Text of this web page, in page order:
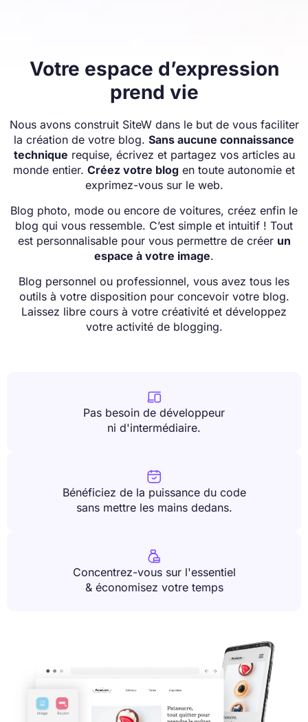
Votre espace d’expression
prend vie
Nous avons construit SiteW dans le but de vous faciliter
la création de votre blog. Sans aucune connaissance
technique requise, écrivez et partagez vos articles au
monde entier. Créez votre blog en toute autonomie et
exprimez-vous sur le web.
Blog photo, mode ou encore de voitures, créez enfin le
blog qui vous ressemble. C’est simple et intuitif ! Tout
est personnalisable pour vous permettre de créer un
espace à votre image.
Blog personnel ou professionnel, vous avez tous les
outils à votre disposition pour concevoir votre blog.
Laissez libre cours à votre créativité et développez
votre activité de blogging.

Pas besoin de développeur
ni d'intermédiaire.

Bénéficiez de la puissance du code
sans mettre les mains dedans.

Concentrez-vous sur l'essentiel
& économisez votre temps